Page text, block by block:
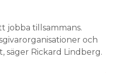
jobba tillsammans.
och
Rickard Lindberg.